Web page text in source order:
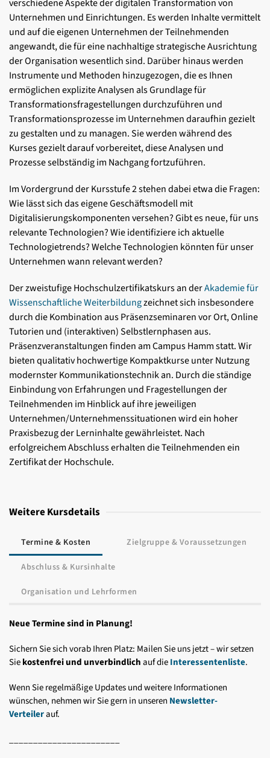
verschiedene Aspekte der digitalen Transformation von
Unternehmen und Einrichtungen. Es werden Inhalte vermittelt
und auf die eigenen Unternehmen der Teilnehmenden
angewandt, die für eine nachhaltige strategische Ausrichtung
der Organisation wesentlich sind. Darüber hinaus werden
Instrumente und Methoden hinzugezogen, die es Ihnen
ermöglichen explizite Analysen als Grundlage für
Transformationsfragestellungen durchzuführen und
Transformationsprozesse im Unternehmen daraufhin gezielt
zu gestalten und zu managen. Sie werden während des
Kurses gezielt darauf vorbereitet, diese Analysen und
Prozesse selbständig im Nachgang fortzuführen.
Im Vordergrund der Kursstufe 2 stehen dabei etwa die Fragen:
Wie lässt sich das eigene Geschäftsmodell mit
Digitalisierungskomponenten versehen? Gibt es neue, für uns
relevante Technologien? Wie identifiziere ich aktuelle
Technologietrends? Welche Technologien könnten für unser
Unternehmen wann relevant werden?
Der zweistufige Hochschulzertifikatskurs an derAkademie für
Wissenschaftliche Weiterbildungzeichnet sich insbesondere
durch die Kombination aus Präsenzseminaren vor Ort, Online
Tutorien und (interaktiven) Selbstlernphasen aus.
Präsenzveranstaltungen finden am Campus Hamm statt. Wir
bieten qualitativ hochwertige Kompaktkurse unter Nutzung
modernster Kommunikationstechnik an. Durch die ständige
Einbindung von Erfahrungen und Fragestellungen der
Teilnehmenden im Hinblick auf ihre jeweiligen
Unternehmen/Unternehmenssituationen wird ein hoher
Praxisbezug der Lerninhalte gewährleistet. Nach
erfolgreichem Abschluss erhalten die Teilnehmenden ein
Zertifikat der Hochschule.
Weitere Kursdetails
Termine & Kosten Zielgruppe & Voraussetzungen
Abschluss & Kursinhalte
Organisation und Lehrformen
Neue Termine sind in Planung!
Sichern Sie sich vorab Ihren Platz: Mailen Sie uns jetzt – wir setzen
Siekostenfrei und unverbindlichauf dieInteressentenliste.
Wenn Sie regelmäßige Updates und weitere Informationen
wünschen, nehmen wir Sie gern in unseren Newsletter-
Verteilerauf.